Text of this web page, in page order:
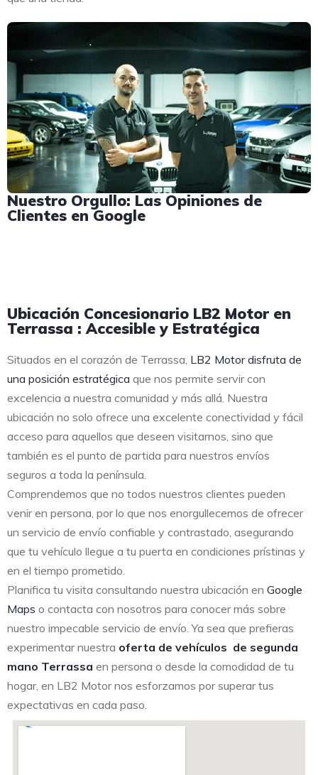
Nuestro Orgullo: Las Opiniones de
Clientes en Google
Ubicación Concesionario LB2 Motor en
Terrassa : Accesible y Estratégica
Situados en el corazón de Terrassa, LB2 Motor disfruta de
una posición estratégica que nos permite servir con
excelencia a nuestra comunidad y más allá. Nuestra
ubicación no solo ofrece una excelente conectividad y fácil
acceso para aquellos que deseen visitarnos, sino que
también es el punto de partida para nuestros envíos
seguros a toda la península.
Comprendemos que no todos nuestros clientes pueden
venir en persona, por lo que nos enorgullecemos de ofrecer
un servicio de envío confiable y contrastado, asegurando
que tu vehículo llegue a tu puerta en condiciones prístinas y
en el tiempo prometido.
Planifica tu visita consultando nuestra ubicación en Google
Maps o contacta con nosotros para conocer más sobre
nuestro impecable servicio de envío. Ya sea que prefieras
experimentar nuestra oferta de vehículos de segunda
mano Terrassa en persona o desde la comodidad de tu
hogar, en LB2 Motor nos esforzamos por superar tus
expectativas en cada paso.